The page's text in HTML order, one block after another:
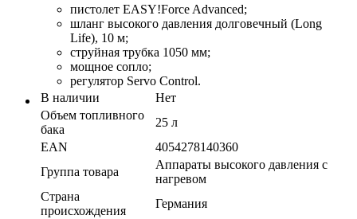
пистолет EASY!Force Advanced;
шланг высокого давления долговечный (Long
Life), 10 м;
струйная трубка 1050 мм;
мощное сопло;
регулятор Servo Control.
В наличии
Нет
Объем топливного
бака
25 л
EAN
4054278140360
Группа товара
Аппараты высокого давления с
нагревом
Страна
происхождения
Германия